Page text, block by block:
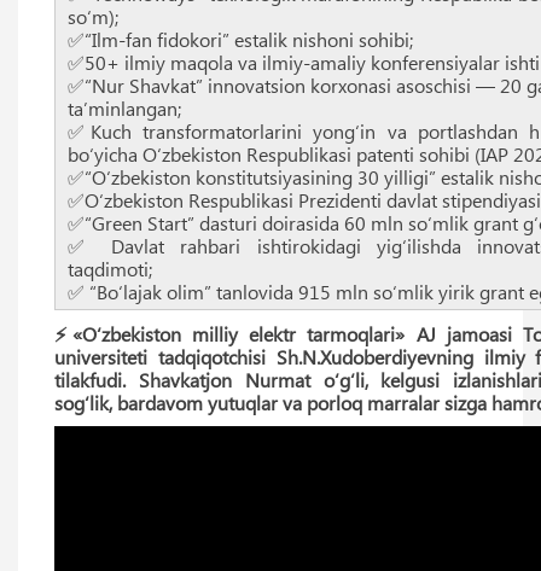
so‘m);
✅“Ilm-fan fidokori” estalik nishoni sohibi;
✅50+ ilmiy maqola va ilmiy-amaliy konferensiyalar
✅“Nur Shavkat” innovatsion korxonasi asoschisi — 20
ta’minlangan;
✅Kuch transformatorlarini yong‘in va portlashdan
bo‘yicha O‘zbekiston Respublikasi patenti sohibi (IAP
✅“O‘zbekiston konstitutsiyasining 30 yilligi” estalik
✅O‘zbekiston Respublikasi Prezidenti davlat
✅“Green Start” dasturi doirasida 60 mln so‘mlik grant
✅ Davlat rahbari ishtirokidagi yig‘ilishda
taqdimoti;
✅ “Bo‘lajak olim” tanlovida 915 mln so‘mlik yirik grant
⚡️«O‘zbekiston milliy elektr tarmoqlari» AJ jamoasi
universiteti tadqiqotchisi Sh.N.Xudoberdiyevning ilmiy
tilakfudi. Shavkatjon Nurmat o‘g‘li, kelgusi
sog‘lik, bardavom yutuqlar va porloq marralar sizga